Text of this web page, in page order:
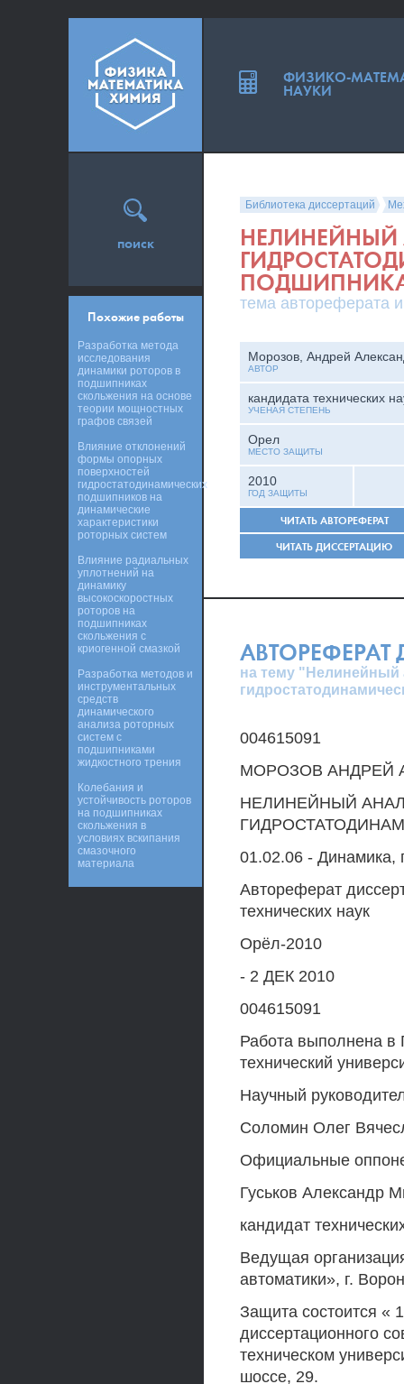
Библиотека диссертаций
НЕЛИНЕЙНЫЙ
тема автореферата
Морозов, Андрей
АВТОР
кандидата технических
УЧЕНАЯ СТЕПЕНЬ
Орел
МЕСТО ЗАЩИТЫ
2010
ГОД ЗАЩИТЫ
ЧИТАТЬ АВТОРЕФЕРАТ
ЧИТАТЬ ДИССЕРТАЦИЮ
АВТОРЕФЕРАТ
на тему "Нелинейный
004615091
МОРОЗОВ АНДРЕЙ
НЕЛИНЕЙНЫЙ
01.02.06 - Динамика,
Автореферат
технических наук
Орёл-2010
- 2 ДЕК 2010
004615091
Работа выполнена
технический
Научный
Соломин Олег
Официальные
Гуськов Александр
кандидат
Ведущая
автоматики», г.
Защита состоится «
диссертационного
техническом
шоссе, 29.
поиск
Похожие работы
Разработка метода
исследования
динамики роторов в
подшипниках
скольжения на основе
теории мощностных
графов связей
Влияние отклонений
формы опорных
поверхностей
гидростатодинамических
подшипников на
динамические
характеристики
роторных систем
Влияние радиальных
уплотнений на
динамику
высокоскоростных
роторов на
подшипниках
скольжения с
криогенной смазкой
Разработка методов и
инструментальных
средств
динамического
анализа роторных
систем с
подшипниками
жидкостного трения
Колебания и
устойчивость роторов
на подшипниках
скольжения в
условиях вскипания
смазочного
материала
ФИЗИКО-
НАУКИ